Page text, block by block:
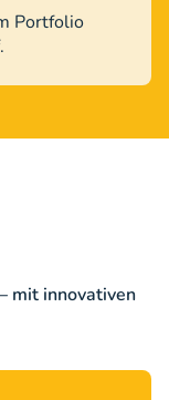
Portfolio
mit innovativen